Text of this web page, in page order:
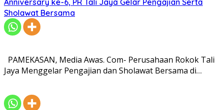
Sholawat Bersama
PAMEKASAN, Media Awas. Com- Perusahaan Rokok Tali
Jaya Menggelar Pengajian dan Sholawat Bersama di…